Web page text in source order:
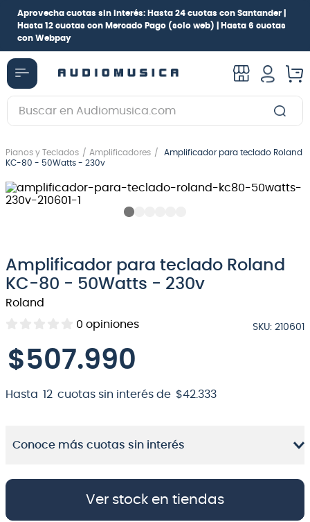
Aprovecha cuotas sin interés: Hasta 24 cuotas con Santander |
Hasta 12 cuotas con Mercado Pago (solo web) |
Hasta 6 cuotas
con Webpay
Buscar en Audiomusica.com
Pianos y Teclados Amplificadores
Amplificador para teclado Roland
KC-80 - 50Watts - 230v
Amplificador para teclado Roland
KC-80 - 50Watts - 230v
Roland
0 opiniones SKU: 210601
$507.990
Hasta 12 cuotas sin interés de $42 333
Conoce más cuotas sin interés
Ver stock en tiendas
1.
guitarra electrica
2.
bajo
guitarra electroacústica
5.
amplificador
6.
guitarra
7.
teclado
9
micrófono